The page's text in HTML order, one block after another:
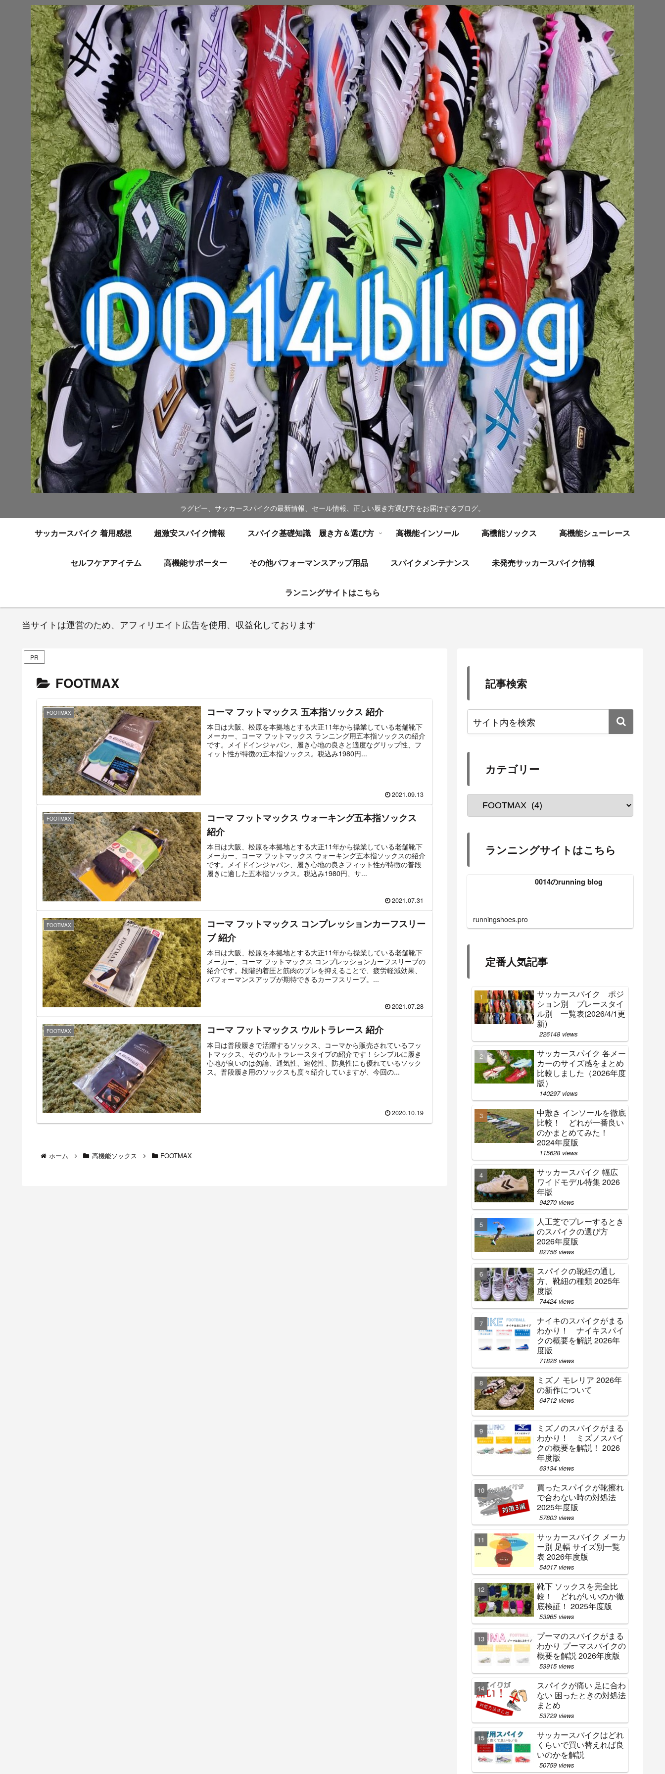
ラグビー、サッカースパイクの最新情報、セール情報、正しい履き方選び方をお届けするブログ。
サッカースパイク 着用感想 超激安スパイク情報 スパイク基礎知識 履き方＆選び方 高機能インソール 高機能ソックス 高機能シューレース
セルフケアアイテム 高機能サポーター その他パフォーマンスアップ用品 スパイクメンテナンス 未発売サッカースパイク情報
ランニングサイトはこちら
当サイトは運営のため、アフィリエイト広告を使用、収益化しております
PR
FOOTMAX
FOOTMAX コーマ フットマックス 五本指ソックス 紹介
本日は大阪、松原を本拠地とする大正11年から操業している老舗靴下
メーカー、コーマ フットマックス ランニング用五本指ソックスの紹介
です。メイドインジャパン、履き心地の良さと適度なグリップ性、フ
ィット性が特徴の五本指ソックス。税込み1980円...
2021.09.13
FOOTMAX
コーマ フットマックス ウォーキング五本指ソックス
紹介
本日は大阪、松原を本拠地とする大正11年から操業している老舗靴下
メーカー、コーマ フットマックス ウォーキング五本指ソックスの紹介
です。メイドインジャパン、履き心地の良さフィット性が特徴の普段
履きに適した五本指ソックス。税込み1980円、サ...
2021.07.31
FOOTMAX
コーマ フットマックス コンプレッションカーフスリー
ブ 紹介
本日は大阪、松原を本拠地とする大正11年から操業している老舗靴下
メーカー、コーマ フットマックス コンプレッションカーフスリーブの
紹介です。段階的着圧と筋肉のブレを抑えることで、疲労軽減効果、
パフォーマンスアップが期待できるカーフスリーブ。...
2021.07.28
FOOTMAX コーマ フットマックス ウルトラレース 紹介
本日は普段履きで活躍するソックス、コーマから販売されているフッ
トマックス、そのウルトラレースタイプの紹介です！シンプルに履き
心地が良いのは勿論、通気性、速乾性、防臭性にも優れているソック
ス。普段履き用のソックスも度々紹介していますが、今回の...
2020.10.19
ホーム 高機能ソックス FOOTMAX
記事検索
カテゴリー
ランニングサイトはこちら
0014のrunning blog
runningshoes.pro
定番人気記事
サッカースパイク ポジ
ション別 プレースタイ
ル別 一覧表(2026/4/1更
新)
226148 views
サッカースパイク 各メー
カーのサイズ感をまとめ
比較しました（2026年度
版）
140297 views
中敷き インソールを徹底
比較！ どれが一番良い
のかまとめてみた！
2024年度版
115628 views
サッカースパイク 幅広
ワイドモデル特集 2026
年版
94270 views
人工芝でプレーするとき
のスパイクの選び方
2026年度版
82756 views
スパイクの靴紐の通し
方、靴紐の種類 2025年
度版
74424 views
ナイキのスパイクがまる
わかり！ ナイキスパイ
クの概要を解説 2026年
度版
71826 views
ミズノ モレリア 2026年
の新作について
64712 views
ミズノのスパイクがまる
わかり！ ミズノスパイ
クの概要を解説！ 2026
年度版
63134 views
買ったスパイクが靴擦れ
で合わない時の対処法
2025年度版
57803 views
サッカースパイク メーカ
ー別 足幅 サイズ別一覧
表 2026年度版
54017 views
靴下 ソックスを完全比
較！ どれがいいのか徹
底検証！ 2025年度版
53965 views
プーマのスパイクがまる
わかり プーマスパイクの
概要を解説 2026年度版
53915 views
スパイクが痛い 足に合わ
ない 困ったときの対処法
まとめ
53729 views
サッカースパイクはどれ
くらいで買い替えれば良
いのかを解説
50759 views